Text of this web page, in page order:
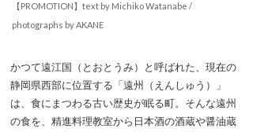
【PROMOTION】text by Michiko Watanabe /
photographs by AKANE
かつて遠江国（とおとうみ）と呼ばれた、現在の
静岡県西部に位置する「遠州（えんしゅう）」
は、食にまつわる古い歴史が眠る町。そんな遠州
の食を、精進料理教室から日本酒の酒蔵や醤油蔵